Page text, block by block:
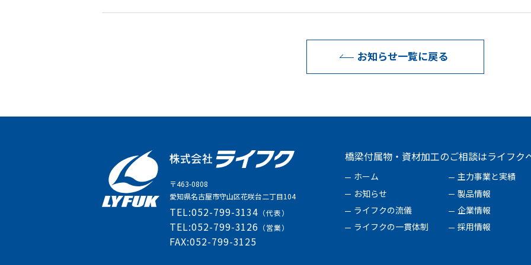
お知らせ一覧に戻る
〒463-0808
愛知県名古屋市守山区花咲台二丁目104
TEL:052-799-3134 （代表）
TEL:052-799-3126 （営業）
FAX:052-799-3125
橋梁付属物・資材加工のご相談はライフク
ホーム
お知らせ
ライフクの流儀
ライフクの一貫体制
主力事業と実績
製品情報
企業情報
採用情報